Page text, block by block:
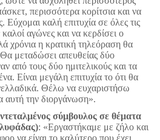
περισσότερα κορίτσια και να
καλή επιτυχία σε όλες τις
αγώνες και να κερδίσει ο
χρόνια η κρατική τηλεόραση θα
μεταδώσει απευθείας δύο
από τους δύο ημιτελικούς και τα
Είναι μεγάλη επιτυχία το ότι θα
Θέλω να ευχαριστήσω
αυτή την διοργάνωση».
σύμβουλος σε θέματα
: «Εργαστήκαμε με ζήλο και
να είναι το καλύτερο που έχει